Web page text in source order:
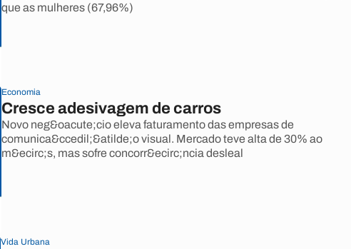
que as mulheres (67,96%)
Economia
Cresce adesivagem de carros
Novo neg&oacute;cio eleva faturamento das empresas de
comunica&ccedil;&atilde;o visual. Mercado teve alta de 30% ao
m&ecirc;s, mas sofre concorr&ecirc;ncia desleal
Vida Urbana